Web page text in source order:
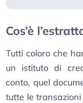
Cos’è
Tutti coloro che
un istituto di
conto, quel
tutte le